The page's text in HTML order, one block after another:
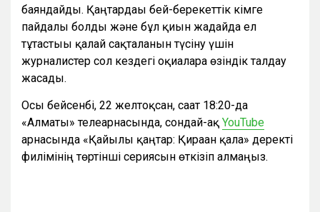
баяндайды. Қаңтардағы бей-берекеттік кімге
пайдалы болды және бұл қиын жағдайда ел
тұтастығы қалай сақталғанын түсіну үшін
журналистер сол кездегі оқиғаларға өзіндік талдау
жасады.
Осы бейсенбі, 22 желтоқсан, сағат 18:20-да
«Алматы» телеарнасында, сондай-ақ YouTube
арнасында «Қайғылы қаңтар: Қираған қала» деректі
филімінің төртінші сериясын өткізіп алмаңыз.